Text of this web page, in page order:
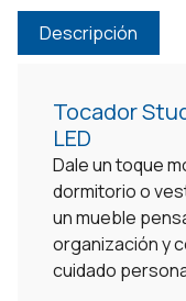
Descripción
Tocador
LED
Dale un toque
dormitorio o
un mueble
organización y
cuidado